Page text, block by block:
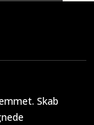
Skab